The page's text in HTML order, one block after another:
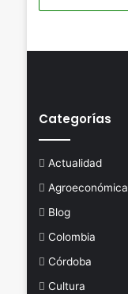
Categorías
Actualidad
Agroeconómica
Blog
Colombia
Córdoba
Cultura